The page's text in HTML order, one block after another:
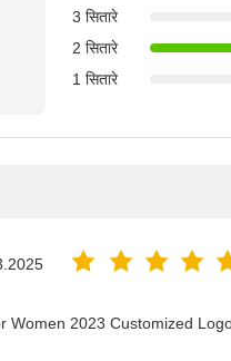
3 सितारे
2 सितारे
1 सितारे
Women 2023 Customized